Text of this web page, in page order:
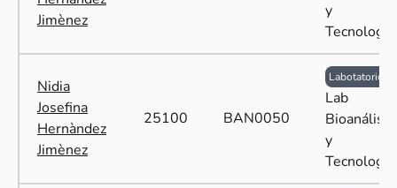
Jimènez
y
Tecnología
Nidia
Josefina
Hernàndez
Jimènez
25100 BAN0050
Labotatorio
Lab
Bioanálisis
y
Tecnología